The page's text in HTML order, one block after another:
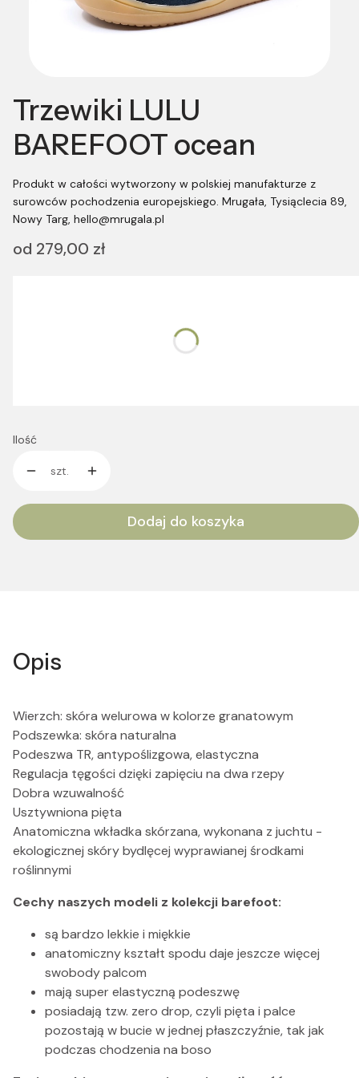
Trzewiki LULU
BAREFOOT ocean
Produkt w całości wytworzony w polskiej manufakturze z
surowców pochodzenia europejskiego. Mrugała, Tysiąclecia 89,
Nowy Targ, hello@mrugala.pl
Cena
od 279,00 zł
Ilość
szt.
Dodaj do koszyka
Opis
Wierzch: skóra welurowa w kolorze granatowym
Podszewka: skóra naturalna
Podeszwa TR, antypoślizgowa, elastyczna
Regulacja tęgości dzięki zapięciu na dwa rzepy
Dobra wzuwalność
Usztywniona pięta
Anatomiczna wkładka skórzana, wykonana z juchtu -
ekologicznej skóry bydlęcej wyprawianej środkami
roślinnymi
Cechy naszych modeli z kolekcji barefoot:
są bardzo lekkie i miękkie
anatomiczny kształt spodu daje jeszcze więcej
swobody palcom
mają super elastyczną podeszwę
posiadają tzw. zero drop, czyli pięta i palce
pozostają w bucie w jednej płaszczyźnie, tak jak
podczas chodzenia na boso